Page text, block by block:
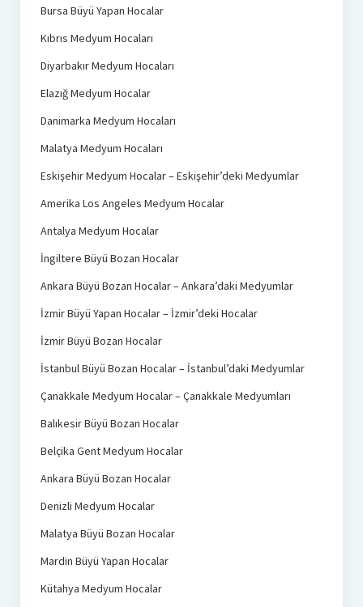
Bursa Büyü Yapan Hocalar
Kıbrıs Medyum Hocaları
Diyarbakır Medyum Hocaları
Elazığ Medyum Hocalar
Danimarka Medyum Hocaları
Malatya Medyum Hocaları
Eskişehir Medyum Hocalar – Eskişehir’deki Medyumlar
Amerika Los Angeles Medyum Hocalar
Antalya Medyum Hocalar
İngiltere Büyü Bozan Hocalar
Ankara Büyü Bozan Hocalar – Ankara’daki Medyumlar
İzmir Büyü Yapan Hocalar – İzmir’deki Hocalar
İzmir Büyü Bozan Hocalar
İstanbul Büyü Bozan Hocalar – İstanbul’daki Medyumlar
Çanakkale Medyum Hocalar – Çanakkale Medyumları
Balıkesir Büyü Bozan Hocalar
Belçika Gent Medyum Hocalar
Ankara Büyü Bozan Hocalar
Denizli Medyum Hocalar
Malatya Büyü Bozan Hocalar
Mardin Büyü Yapan Hocalar
Kütahya Medyum Hocalar